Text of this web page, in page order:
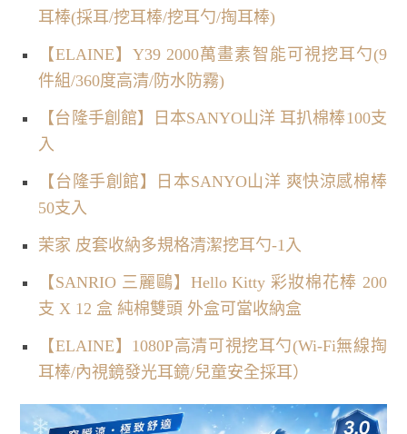
耳棒(採耳/挖耳棒/挖耳勺/掏耳棒)
【ELAINE】Y39 2000萬畫素智能可視挖耳勺(9
件組/360度高清/防水防霧)
【台隆手創館】日本SANYO山洋 耳扒棉棒100支
入
【台隆手創館】日本SANYO山洋 爽快涼感棉棒
50支入
茉家 皮套收納多規格清潔挖耳勺-1入
【SANRIO 三麗鷗】Hello Kitty 彩妝棉花棒 200
支 X 12 盒 純棉雙頭 外盒可當收納盒
【ELAINE】1080P高清可視挖耳勺(Wi-Fi無線掏
耳棒/內視鏡發光耳鏡/兒童安全採耳）